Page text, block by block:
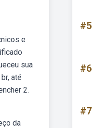
e
sua
até
2.
da
#5
#6
#7